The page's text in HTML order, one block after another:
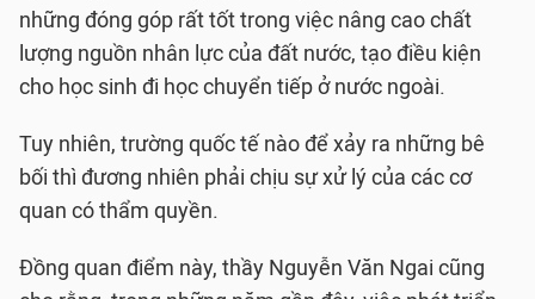
những đóng góp rất tốt trong việc nâng cao chất
lượng nguồn nhân lực của đất nước, tạo điều kiện
cho học sinh đi học chuyển tiếp ở nước ngoài.
Tuy nhiên, trường quốc tế nào để xảy ra những bê
bối thì đương nhiên phải chịu sự xử lý của các cơ
quan có thẩm quyền.
Đồng quan điểm này, thầy Nguyễn Văn Ngai cũng